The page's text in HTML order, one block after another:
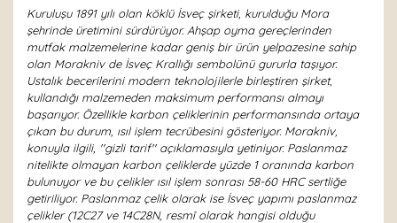
Kuruluşu 1891 yılı olan köklü İsveç şirketi, kurulduğu Mora
şehrinde üretimini sürdürüyor. Ahşap oyma gereçlerinden
mutfak malzemelerine kadar geniş bir ürün yelpazesine sahip
olan Morakniv de İsveç Krallığı sembolünü gururla taşıyor.
Ustalık becerilerini modern teknolojilerle birleştiren şirket,
kullandığı malzemeden maksimum performansı almayı
başarıyor. Özellikle karbon çeliklerinin performansında ortaya
çıkan bu durum, ısıl işlem tecrübesini gösteriyor. Morakniv,
konuyla ilgili, ''gizli tarif'' açıklamasıyla yetiniyor. Paslanmaz
nitelikte olmayan karbon çeliklerde yüzde 1 oranında karbon
bulunuyor ve bu çelikler ısıl işlem sonrası 58-60 HRC sertliğe
getiriliyor. Paslanmaz çelik olarak ise İsveç yapımı paslanmaz
çelikler (12C27 ve 14C28N, resmî olarak hangisi olduğu